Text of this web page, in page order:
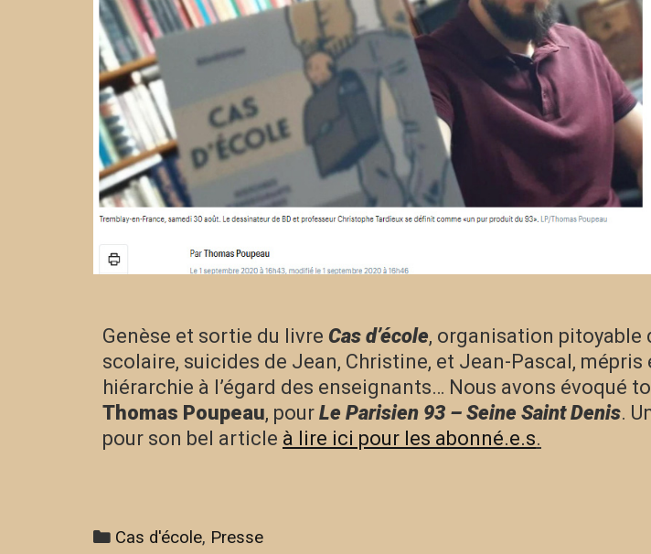
Genèse et sortie du livre Cas d’école, organisation pitoyable
scolaire, suicides de Jean, Christine, et Jean-Pascal,
hiérarchie à l’égard des enseignants… Nous avons évoqué
Thomas Poupeau, pour Le Parisien 93 – Seine Saint Denis.
pour son bel article à lire ici pour les abonné.e.s.
Cas d'école, Presse